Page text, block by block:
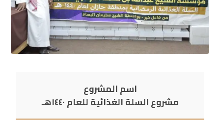
اسم المشروع
مشروع السلة الغذائية للعام ١٤٤٠هـ